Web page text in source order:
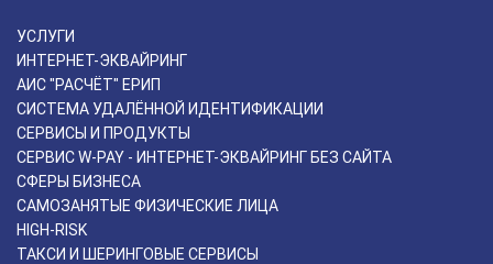
УСЛУГИ
ИНТЕРНЕТ-ЭКВАЙРИНГ
АИС "РАСЧЁТ" ЕРИП
СИСТЕМА УДАЛЁННОЙ ИДЕНТИФИКАЦИИ
СЕРВИСЫ И ПРОДУКТЫ
СЕРВИС W-PAY - ИНТЕРНЕТ-ЭКВАЙРИНГ БЕЗ САЙТА
СФЕРЫ БИЗНЕСА
САМОЗАНЯТЫЕ ФИЗИЧЕСКИЕ ЛИЦА
HIGH-RISK
ТАКСИ И ШЕРИНГОВЫЕ СЕРВИСЫ